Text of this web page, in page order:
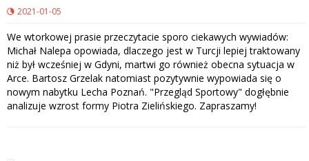
2021-01-05
We wtorkowej prasie przeczytacie sporo ciekawych wywiadów:
Michał Nalepa opowiada, dlaczego jest w Turcji lepiej traktowany
niż był wcześniej w Gdyni, martwi go również obecna sytuacja w
Arce. Bartosz Grzelak natomiast pozytywnie wypowiada się o
nowym nabytku Lecha Poznań. "Przegląd Sportowy" dogłębnie
analizuje wzrost formy Piotra Zielińskiego. Zapraszamy!